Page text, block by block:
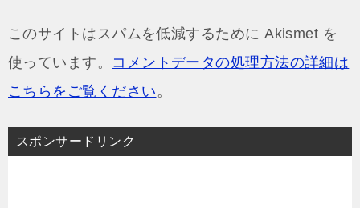
このサイトはスパムを低減するために Akismet を
使っています。 コメントデータの処理方法の詳細は
こちらをご覧ください 。
スポンサードリンク